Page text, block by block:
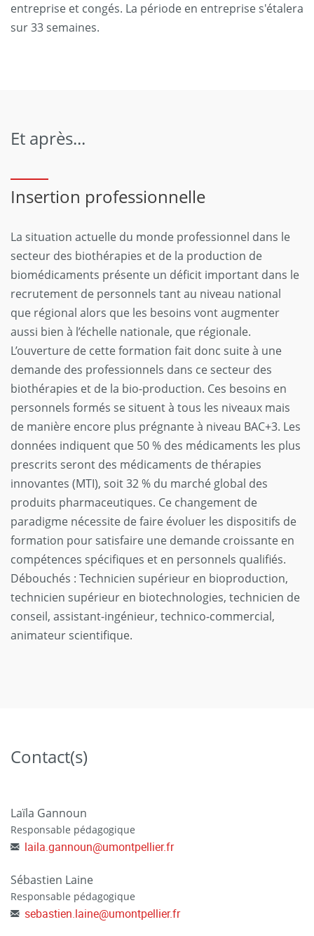
entreprise et congés. La période en entreprise s'étalera
sur 33 semaines.
Et après...
Insertion professionnelle
La situation actuelle du monde professionnel dans le
secteur des biothérapies et de la production de
biomédicaments présente un déficit important dans le
recrutement de personnels tant au niveau national
que régional alors que les besoins vont augmenter
aussi bien à l’échelle nationale, que régionale.
L’ouverture de cette formation fait donc suite à une
demande des professionnels dans ce secteur des
biothérapies et de la bio-production. Ces besoins en
personnels formés se situent à tous les niveaux mais
de manière encore plus prégnante à niveau BAC+3. Les
données indiquent que 50 % des médicaments les plus
prescrits seront des médicaments de thérapies
innovantes (MTI), soit 32 % du marché global des
produits pharmaceutiques. Ce changement de
paradigme nécessite de faire évoluer les dispositifs de
formation pour satisfaire une demande croissante en
compétences spécifiques et en personnels qualifiés.
Débouchés : Technicien supérieur en bioproduction,
technicien supérieur en biotechnologies, technicien de
conseil, assistant-ingénieur, technico-commercial,
animateur scientifique.
Contact(s)
Laïla Gannoun
Responsable pédagogique
laila.gannoun@umontpellier.fr
Sébastien Laine
Responsable pédagogique
sebastien.laine@umontpellier.fr